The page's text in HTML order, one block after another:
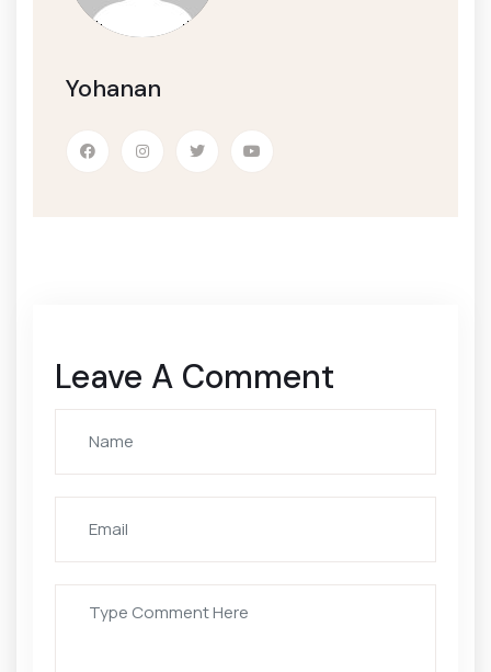
Yohanan
Leave A Comment